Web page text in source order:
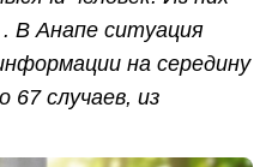
В Анапе ситуация
на середину
67 случаев, из